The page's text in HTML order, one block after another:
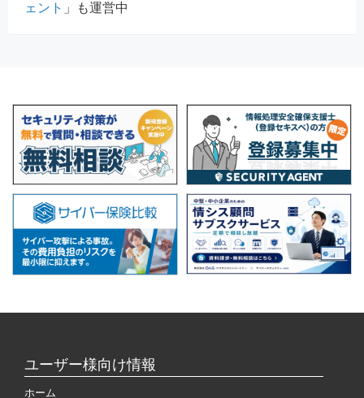
ェント 」も運営中
ユーザー様向け情報
ホーム